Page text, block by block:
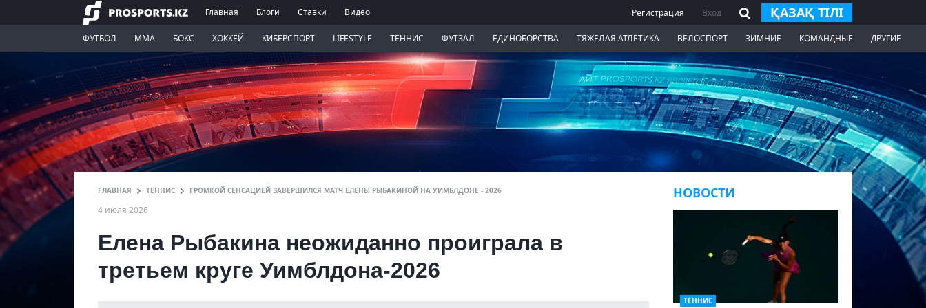
Главная Блоги Ставки Видео Регистрация Вход ҚАЗАҚ ТІЛІ
ФУТБОЛ ММА БОКС ХОККЕЙ КИБЕРСПОРТ LIFESTYLE ТЕННИС ФУТЗАЛ ЕДИНОБОРСТВА ТЯЖЕЛАЯ АТЛЕТИКА ВЕЛОСПОРТ ЗИМНИЕ КОМАНДНЫЕ ДРУГИЕ
ГЛАВНАЯ ТЕННИС ГРОМКОЙ СЕНСАЦИЕЙ ЗАВЕРШИЛСЯ МАТЧ ЕЛЕНЫ РЫБАКИНОЙ НА УИМБЛДОНЕ - 2026
4 июля 2026
Елена Рыбакина неожиданно проиграла в
третьем круге Уимблдона-2026
НОВОСТИ
ТЕННИС